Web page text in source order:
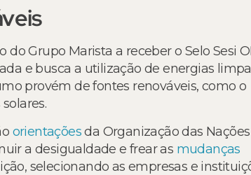
Grupo Marista a receber o Selo Sesi
e busca a utilização de energias
provém de fontes renováveis, como o
orientaçõesda Organização das Nações
a desigualdade e frear as mudanças
selecionando as empresas e